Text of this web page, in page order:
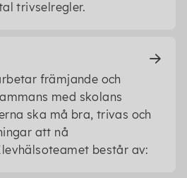
trivselregler.
främjande och
med skolans
ska må bra, trivas och
att nå
består av: